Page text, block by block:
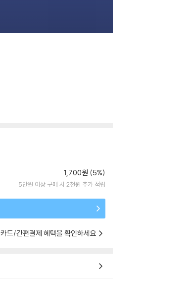
1,700원 (5%)
5만원 이상 구매 시 2천원 추가 적립
카드/간편결제 혜택을 확인하세요